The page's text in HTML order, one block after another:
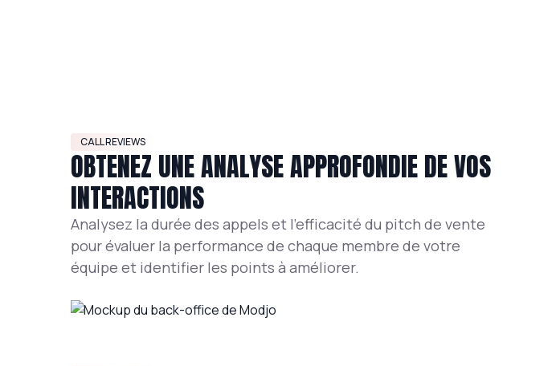
CALL REVIEWS
OBTENEZ UNE ANALYSE APPROFONDIE DE VOS
INTERACTIONS
Analysez la durée des appels et l'efficacité du pitch de vente
pour évaluer la performance de chaque membre de votre
équipe et identifier les points à améliorer.